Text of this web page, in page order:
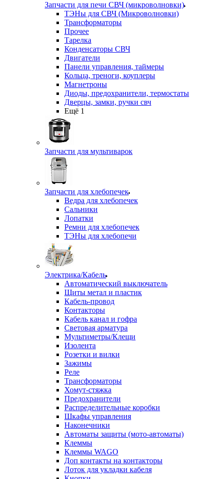
Запчасти для печи СВЧ (микроволновки)
ТЭНы для СВЧ (Микроволновки)
Трансформаторы
Прочее
Тарелка
Конденсаторы СВЧ
Двигатели
Панели управления, таймеры
Кольца, треноги, коуплеры
Магнетроны
Диоды, предохранители, термостаты
Дверцы, замки, ручки свч
Ещё 1
Запчасти для мультиварок
Запчасти для хлебопечек
Ведра для хлебопечек
Сальники
Лопатки
Ремни для хлебопечек
ТЭНы для хлебопечи
Электрика/Кабель
Автоматический выключатель
Щиты метал и пластик
Кабель-провод
Контакторы
Кабель канал и гофра
Световая арматура
Мультиметры/Клещи
Изолента
Розетки и вилки
Зажимы
Реле
Трансформаторы
Хомут-стяжка
Предохранители
Распределительные коробки
Шкафы управления
Наконечники
Автоматы защиты (мото-автоматы)
Клеммы
Клеммы WAGO
Доп контакты на контакторы
Лоток для укладки кабеля